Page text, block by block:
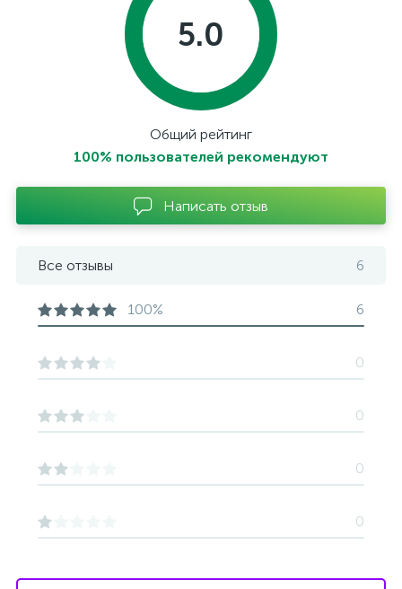
5.0
Общий рейтинг
100% пользователей рекомендуют
Написать отзыв
Все отзывы 6
100% 6
0
0
0
0